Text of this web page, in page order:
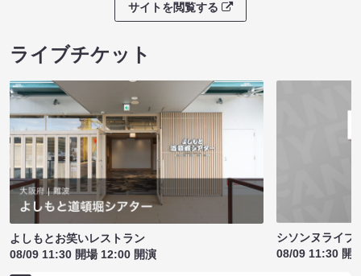
サイトを閲覧する
ライブチケット
よしもとお笑いレストラン
08/09 11:30 開場 12:00 開演
シソンヌライ
08/09 11:30 開